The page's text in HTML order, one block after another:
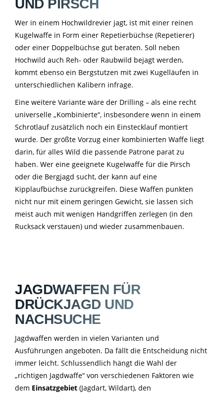
UND PIRSCH
Wer in einem Hochwildrevier jagt, ist mit einer reinen
Kugelwaffe in Form einer Repetierbüchse (Repetierer)
oder einer Doppelbüchse gut beraten. Soll neben
Hochwild auch Reh- oder Raubwild bejagt werden,
kommt ebenso ein Bergstutzen mit zwei Kugelläufen in
unterschiedlichen Kalibern infrage.
Eine weitere Variante wäre der Drilling – als eine recht
universelle „Kombinierte“, insbesondere wenn in einem
Schrotlauf zusätzlich noch ein Einstecklauf montiert
wurde. Der größte Vorzug einer kombinierten Waffe liegt
darin, für alles Wild die passende Patrone parat zu
haben. Wer eine geeignete Kugelwaffe für die Pirsch
oder die Bergjagd sucht, der kann auf eine
Kipplaufbüchse zurückgreifen. Diese Waffen punkten
nicht nur mit einem geringen Gewicht, sie lassen sich
meist auch mit wenigen Handgriffen zerlegen (in den
Rucksack verstauen) und wieder zusammenbauen.
JAGDWAFFEN FÜR
DRÜCKJAGD UND
NACHSUCHE
Jagdwaffen werden in vielen Varianten und
Ausführungen angeboten. Da fällt die Entscheidung nicht
immer leicht. Schlussendlich hängt die Wahl der
„richtigen Jagdwaffe“ von verschiedenen Faktoren wie
dem Einsatzgebiet (Jagdart, Wildart), den